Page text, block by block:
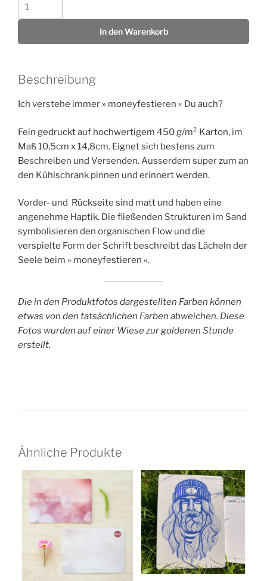
Menge
In den Warenkorb
Beschreibung
Ich verstehe immer » moneyfestieren « Du auch?
Fein gedruckt auf hochwertigem 450 g/m² Karton, im
Maß 10,5cm x 14,8cm. Eignet sich bestens zum
Beschreiben und Versenden. Ausserdem super zum an
den Kühlschrank pinnen und erinnert werden.
Vorder- und Rückseite sind matt und haben eine
angenehme Haptik. Die fließenden Strukturen im Sand
symbolisieren den organischen Flow und die
verspielte Form der Schrift beschreibt das Lächeln der
Seele beim » moneyfestieren «.
Die in den Produktfotos dargestellten Farben können
etwas von den tatsächlichen Farben abweichen. Diese
Fotos wurden auf einer Wiese zur goldenen Stunde
erstellt.
Ähnliche Produkte